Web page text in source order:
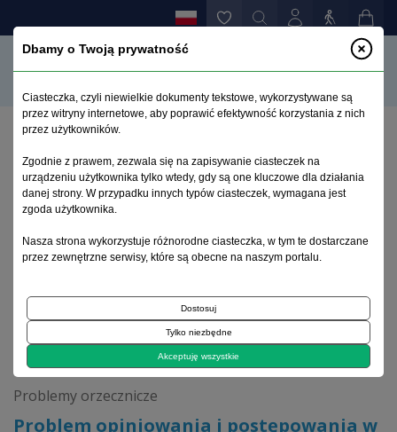
Problem opiniowania i postępowania w sprawie
uchylenia stosowania środka zabezpieczającego w
przypadku chorego psychicznie sprawcy czterech
zabójstw
2002, tom 11, suplement 1
Problemy orzecznicze
Problem opiniowania i postępowania w
Dbamy o Twoją prywatność
Ciasteczka, czyli niewielkie dokumenty tekstowe, wykorzystywane są
przez witryny internetowe, aby poprawić efektywność korzystania z nich
przez użytkowników.
Zgodnie z prawem, zezwala się na zapisywanie ciasteczek na
urządzeniu użytkownika tylko wtedy, gdy są one kluczowe dla działania
danej strony. W przypadku innych typów ciasteczek, wymagana jest
zgoda użytkownika.
Nasza strona wykorzystuje różnorodne ciasteczka, w tym te dostarczane
przez zewnętrzne serwisy, które są obecne na naszym portalu.
Dostosuj
Tylko niezbędne
Akceptuję wszystkie